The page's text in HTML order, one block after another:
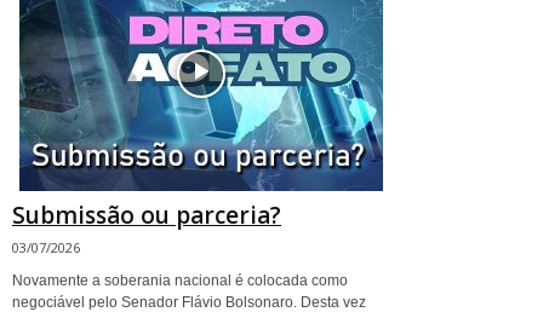
Submissão ou parceria?
03/07/2026
Novamente a soberania nacional é colocada como
negociável pelo Senador Flávio Bolsonaro. Desta vez